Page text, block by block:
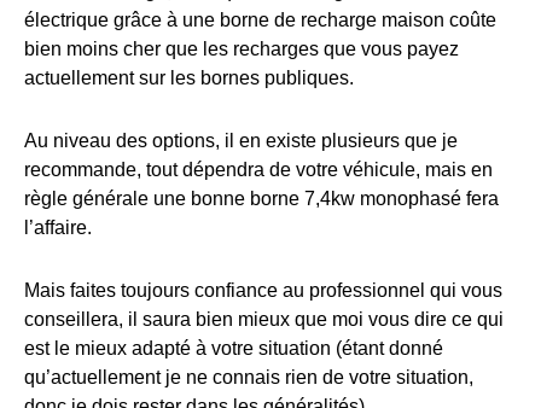
électrique grâce à une borne de recharge maison coûte
bien moins cher que les recharges que vous payez
actuellement sur les bornes publiques.
Au niveau des options, il en existe plusieurs que je
recommande, tout dépendra de votre véhicule, mais en
règle générale une bonne borne 7,4kw monophasé fera
l’affaire.
Mais faites toujours confiance au professionnel qui vous
conseillera, il saura bien mieux que moi vous dire ce qui
est le mieux adapté à votre situation (étant donné
qu’actuellement je ne connais rien de votre situation,